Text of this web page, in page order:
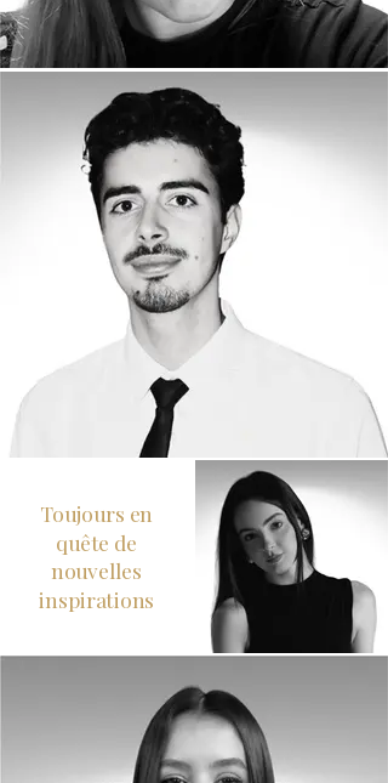
Toujours en
quête de
nouvelles
inspirations